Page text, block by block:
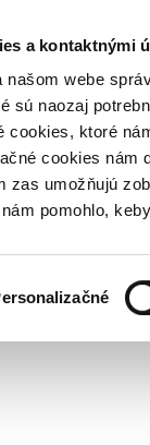
a kontaktnými
webe
sú naozaj
cookies, ktoré
cookies nám
zas umožňujú
pomohlo,